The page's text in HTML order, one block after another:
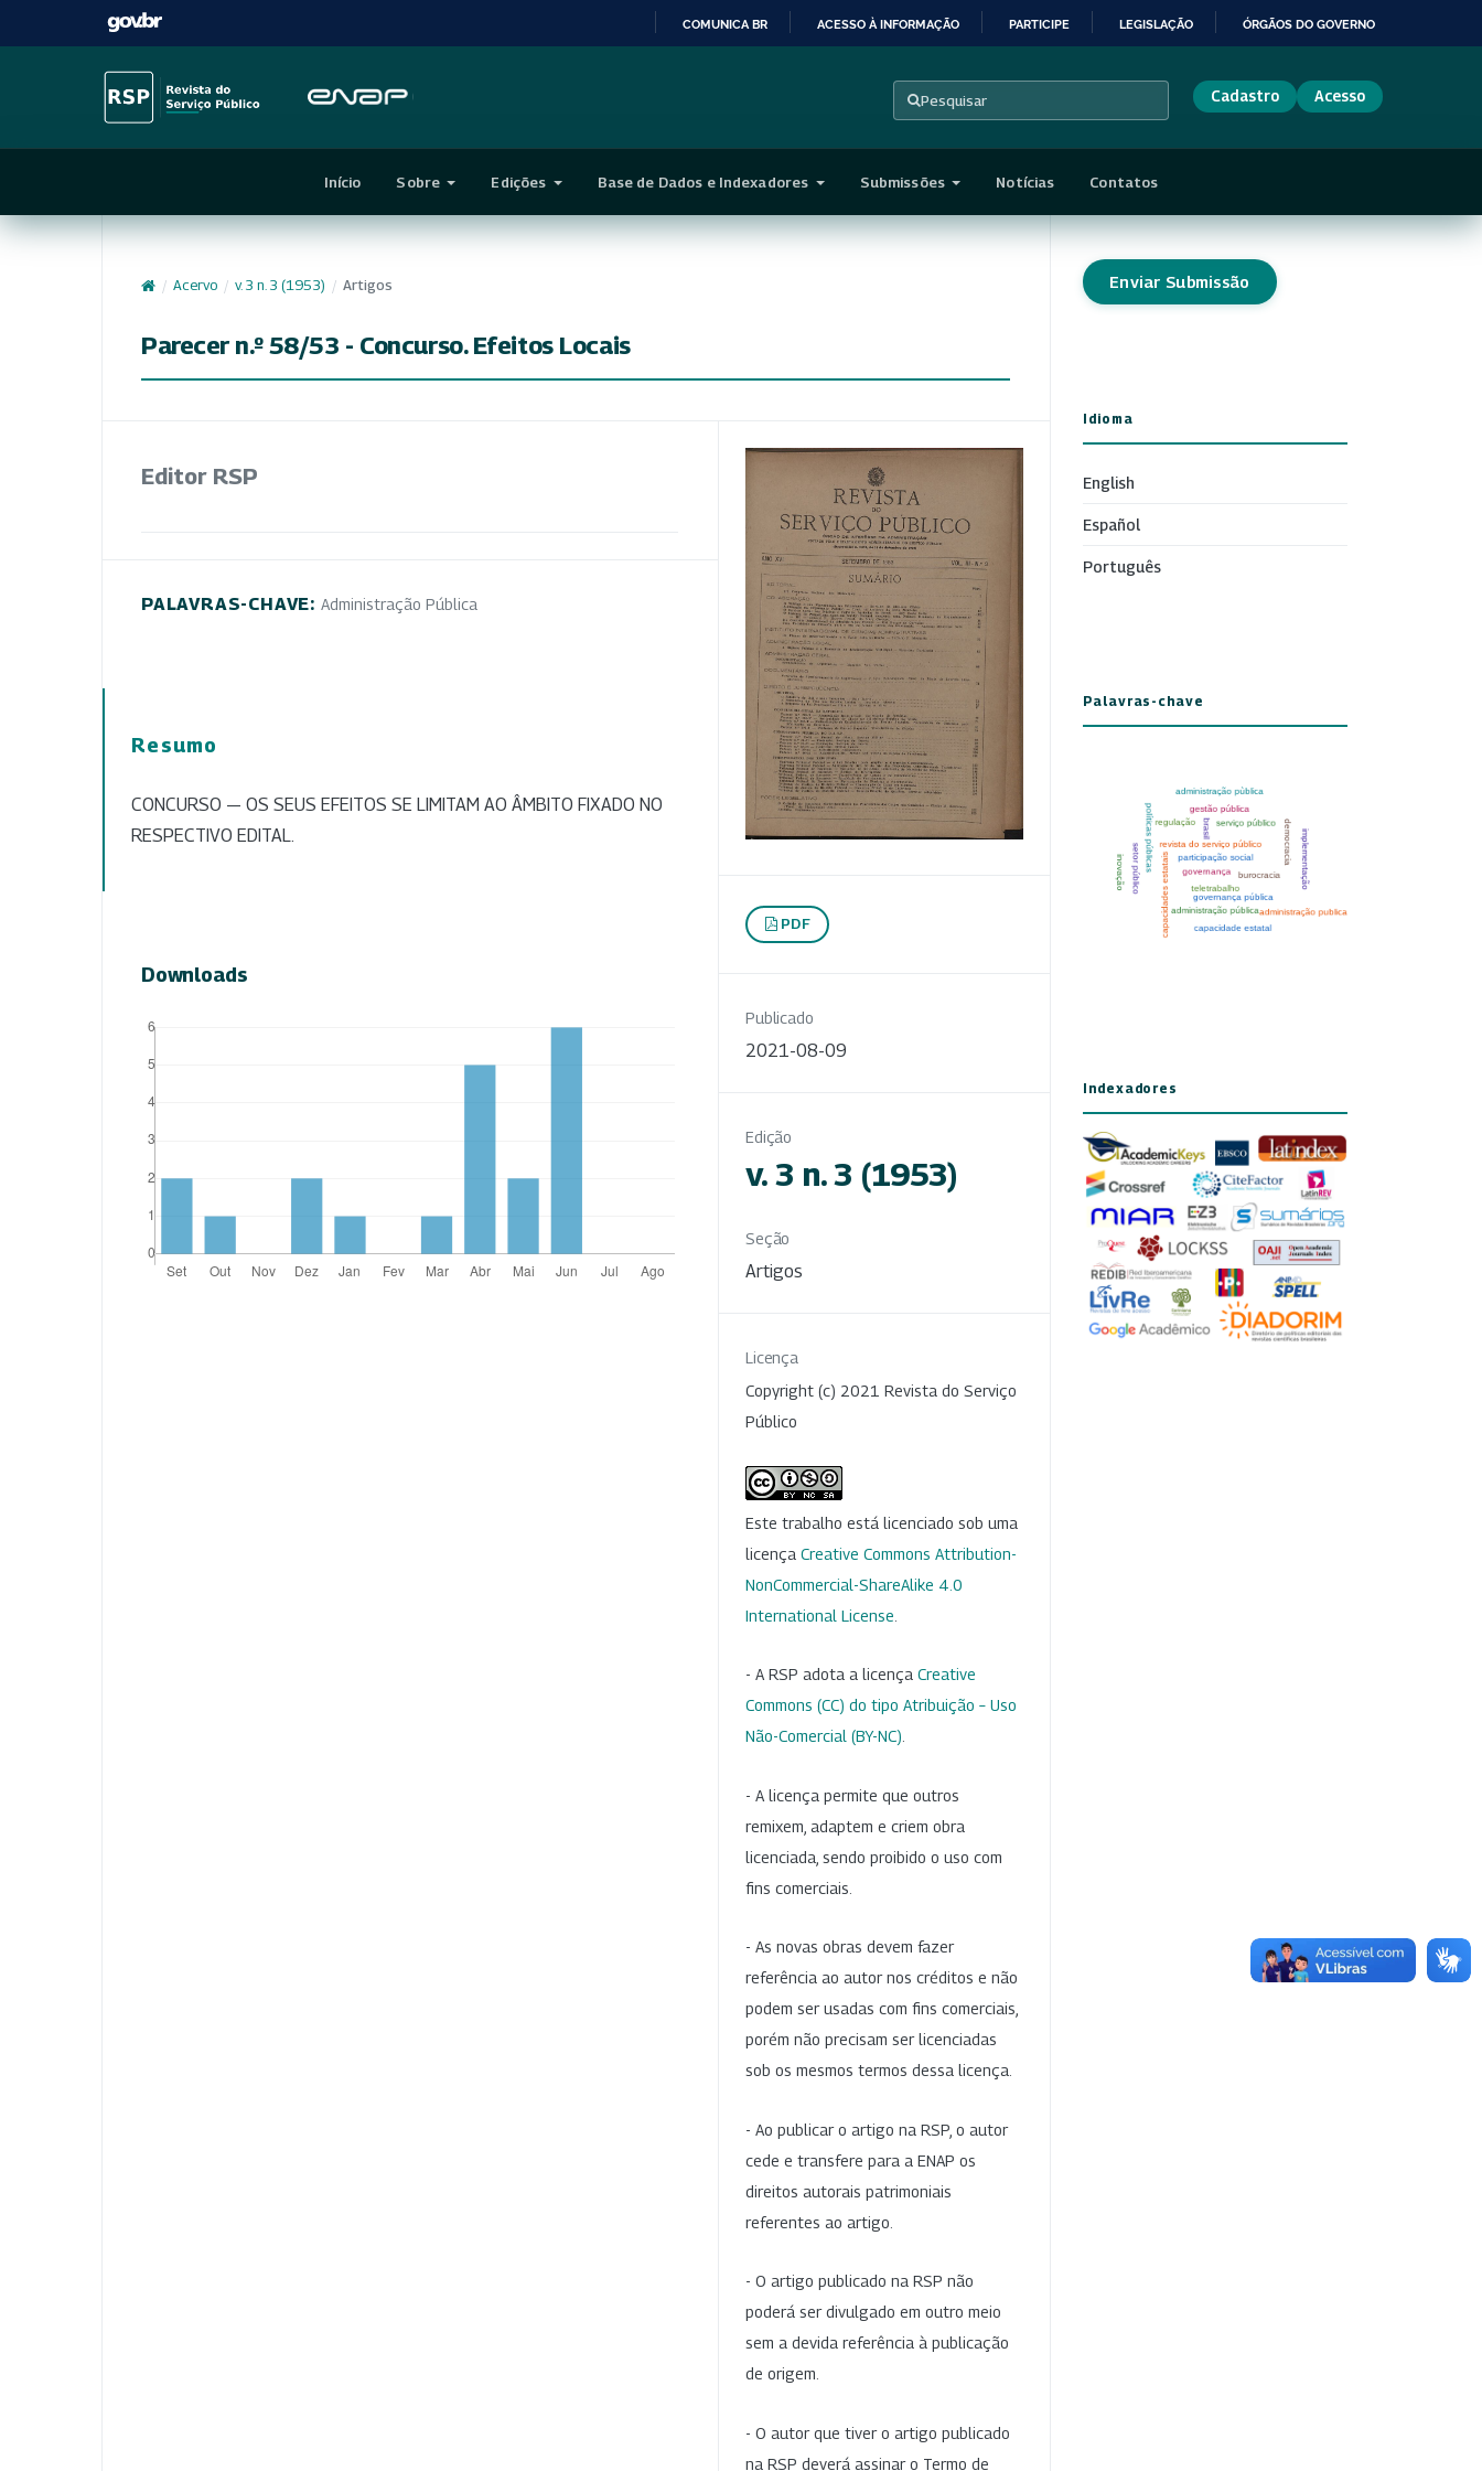
CONTEÚDO
COMUNICA BR ACESSO À INFORMAÇÃO PARTICIPE LEGISLAÇÃO ÓRGÃOS DO GOVERNO
Pesquisar Cadastro Acesso
Início Sobre Edições Base de Dados e Indexadores Submissões Notícias Contatos
/ Acervo / v. 3 n. 3 (1953) / Artigos
Parecer n.º 58/53 - Concurso. Efeitos Locais
Editor RSP
PALAVRAS-CHAVE: Administração Pública
Resumo
CONCURSO — OS SEUS EFEITOS SE LIMITAM AO ÂMBITO FIXADO NO
RESPECTIVO EDITAL.
Downloads
PDF
Publicado
2021-08-09
Edição
v. 3 n. 3 (1953)
Seção
Artigos
Licença
Copyright (c) 2021 Revista do Serviço
Público
Este trabalho está licenciado sob uma
licença Creative Commons Attribution-
NonCommercial-ShareAlike 4.0
International License
- A RSP adota a licença Creative
Commons (CC) do tipo Atribuição – Uso
Não-Comercial (BY-NC)
- A licença permite que outros
remixem, adaptem e criem obra
licenciada, sendo proibido o uso com
fins comerciais.
- As novas obras devem fazer
referência ao autor nos créditos e não
podem ser usadas com fins comerciais,
porém não precisam ser licenciadas
sob os mesmos termos dessa licença.
- Ao publicar o artigo na RSP, o autor
cede e transfere para a ENAP os
direitos autorais patrimoniais
referentes ao artigo.
- O artigo publicado na RSP não
poderá ser divulgado em outro meio
sem a devida referência à publicação
de origem.
- O autor que tiver o artigo publicado
na RSP deverá assinar o Termo de
Enviar Submissão
Idioma
English
Español
Português
Palavras-chave
Indexadores